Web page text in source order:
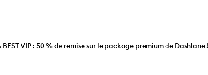
VIP : 50 % de remise sur le package premium de Dashlane !